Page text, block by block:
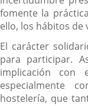
fomente la
ello, los hábitos de
El carácter
para participar.
implicación con
especialmente
hostelería, que